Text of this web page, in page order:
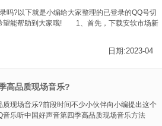
吗?以下就是小编给大家整理的已登录的QQ号切
望能帮助到大家哦! 1、首先，下载安软市场新
日期:2023-04
高品质现场音乐?
现场音乐?前段时间不少小伙伴向小编提出这个
乐听中国好声音第四季高品质现场音乐方法